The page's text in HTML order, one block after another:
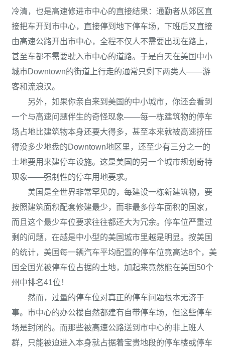
冷清，也是高速修进市中心的直接结果：通勤者从郊区直
接把车开到市中心，直接停到地下停车场，下班后又直接
由高速公路开出市中心，全程不仅人不需要出现在路上，
甚至车都不需要驶入市中心的道路。于是白天在美国中小
城市Downtown的街道上行走的通常只剩下两类人——游
客和流浪汉。
另外，如果你亲自来到美国的中小城市，你还会看到
一个与高速问题伴生的奇怪现象——每一栋建筑物的停车
场占地比建筑物本身还要大得多，甚至本来就被高速挤压
得没多少地盘的Downtown地区里，还至少有三分之一的
土地要用来建停车设施。这是美国的另一个城市规划奇特
现象——强制性的停车用地要求。
美国是全世界非常罕见的，每建设一栋新建筑物，要
按照建筑面积配套修建最少，而非最多停车面积的国家，
而且这个最少车位要求往往都还大为冗余。停车位严重过
剩的问题，在越是中小型的美国城市里越是明显。按美国
的统计，美国每一辆汽车平均配置的停车位竟高达8个，美
国全国光被停车位占据的土地，加起来竟然能在美国50个
州中排名41位！
然而，过量的停车位对真正的停车问题根本无济于
事。市中心的办公楼自然都建有自带停车场，但这些停车
场是封闭的。而那些被高速公路送到市中心的非上班人
群，只能被迫进入本身就占据着宝贵地段的停车楼或停车